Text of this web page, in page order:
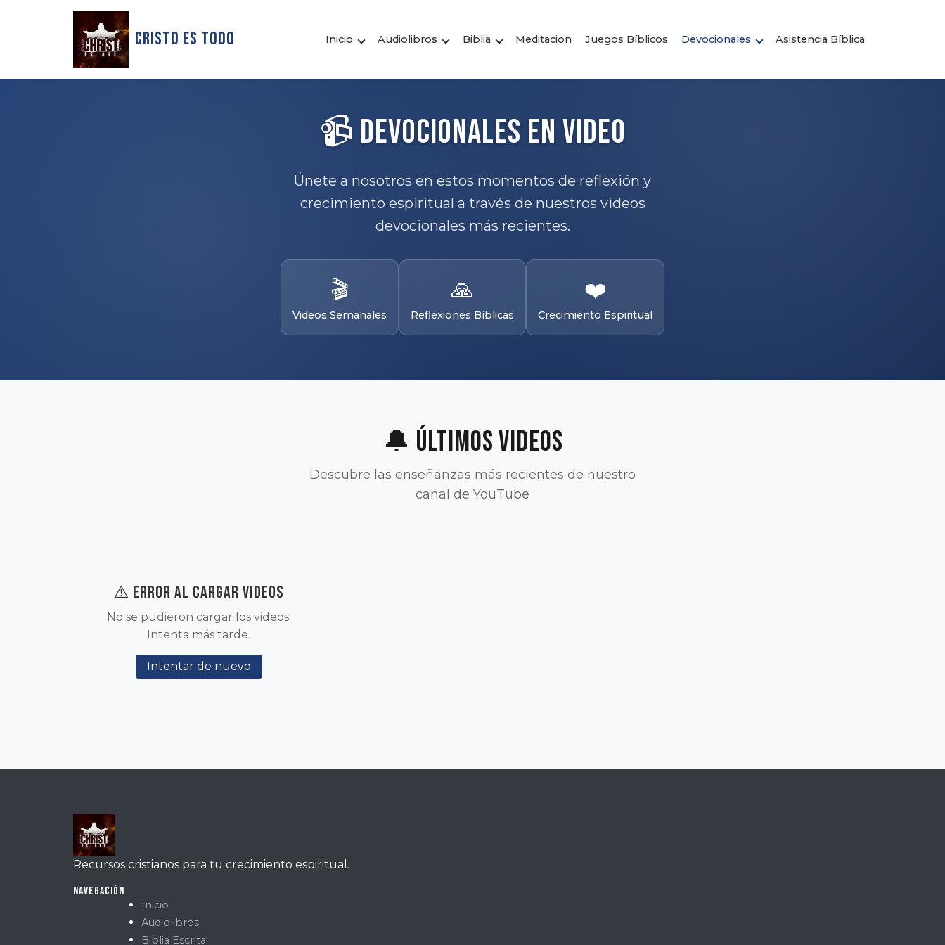
Cristo Es Todo Inicio Audiolibros Biblia Meditacion Juegos Bíblicos Devocionales Asistencia Bíblica
📹 Devocionales en Video
Únete a nosotros en estos momentos de reflexión y
crecimiento espiritual a través de nuestros videos
devocionales más recientes.
🎬
Videos Semanales
🙏
Reflexiones Bíblicas
❤️
Crecimiento Espiritual
🔔 Últimos Videos
Descubre las enseñanzas más recientes de nuestro
canal de YouTube
⚠️ Error al cargar videos
No se pudieron cargar los videos.
Intenta más tarde.
Intentar de nuevo
Recursos cristianos para tu crecimiento espiritual.
Navegación
Inicio
Audiolibros
Biblia Escrita